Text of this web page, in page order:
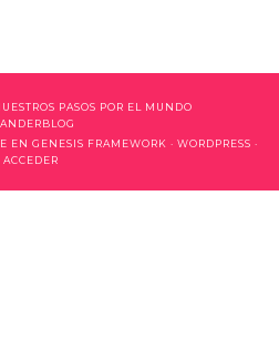
PASOS POR EL MUNDO
EN GENESIS FRAMEWORK · WORDPRESS ·
ACCEDER